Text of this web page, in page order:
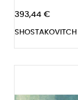
393,44 €